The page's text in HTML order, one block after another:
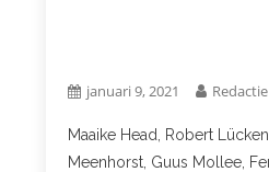
januari 9, 2021 Redactie
Maaike Head, Robert
Meenhorst, Guus Mollee,